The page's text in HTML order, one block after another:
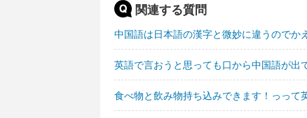
関連する質問
中国語は日本語の漢字と微妙に違うのでか
英語で言おうと思っても口から中国語が出
食べ物と飲み物持ち込みできます！っって